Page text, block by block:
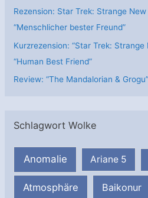
Rezension: Star Trek: Strange
“Menschlicher bester Freund”
Kurzrezension: “Star Trek: Strange
“Human Best Friend”
Review: “The Mandalorian & Grogu”
Schlagwort Wolke
Anomalie Ariane 5
Atmosphäre Baikonur